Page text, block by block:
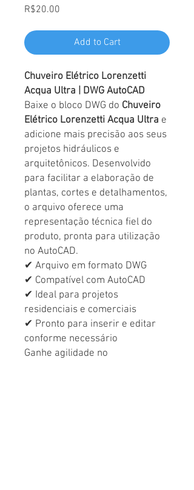
R$20.00
Add to Cart
Chuveiro Elétrico Lorenzetti
Acqua Ultra | DWG AutoCAD
Baixe o bloco DWG do Chuveiro
Elétrico Lorenzetti Acqua Ultra e
adicione mais precisão aos seus
projetos hidráulicos e
arquitetônicos. Desenvolvido
para facilitar a elaboração de
plantas, cortes e detalhamentos,
o arquivo oferece uma
representação técnica fiel do
produto, pronta para utilização
no AutoCAD.
✔ Arquivo em formato DWG
✔ Compatível com AutoCAD
✔ Ideal para projetos
residenciais e comerciais
✔ Pronto para inserir e editar
conforme necessário
Ganhe agilidade no